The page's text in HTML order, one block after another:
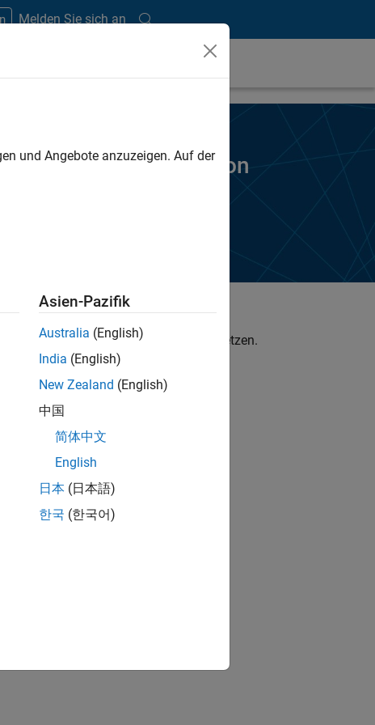
Melden Sie sich an
kostenlose Testversion
Werktages mit Ihnen in Verbindung setzen.
und Angebote anzuzeigen. Auf der
Asien-Pazifik
Australia (English)
India (English)
New Zealand (English)
中国
简体中文
English
日本 (日本語)
한국 (한국어)